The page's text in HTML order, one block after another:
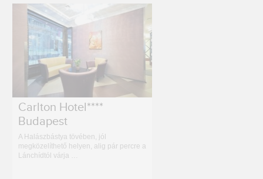
Carlton Hotel****
Budapest
A Halászbástya tövében, jól
megközelíthető helyen, alig pár percre a
Lánchídtól várja …